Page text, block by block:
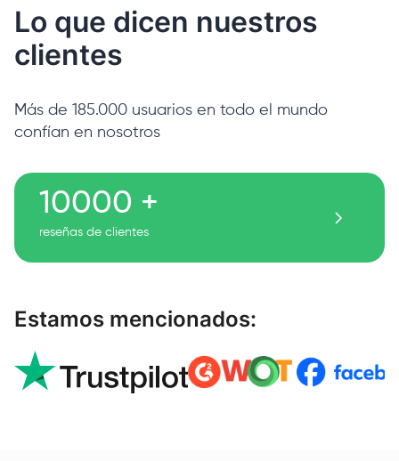
Lo que dicen nuestros
clientes
Más de 185.000 usuarios en todo el mundo
confían en nosotros
10000 +
reseñas de clientes
Estamos mencionados: